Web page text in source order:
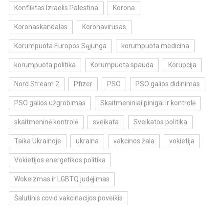
Konfliktas Izraelis Palestina Korona
Koronaskandalas Koronavirusas
Korumpuota Europos Sąjunga korumpuota medicina
korumpuota politika Korumpuota spauda Korupcija
Nord Stream 2 Pfizer PSO PSO galios didinimas
PSO galios užgrobimas Skaitmeniniai pinigai ir kontrolė
skaitmeninė kontrolė sveikata Sveikatos politika
Taika Ukrainoje ukraina vakcinos žala vokietija
Vokietijos energetikos politika
Wokeizmas ir LGBTQ judėjimas
Šalutinis covid vakcinacijos poveikis